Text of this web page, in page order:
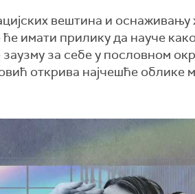
вештина и
имати прилику да науче
за себе у пословном
открива најчешће облике